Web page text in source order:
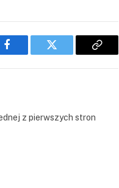
Facebook Twitter
Copy
z pierwszych stron